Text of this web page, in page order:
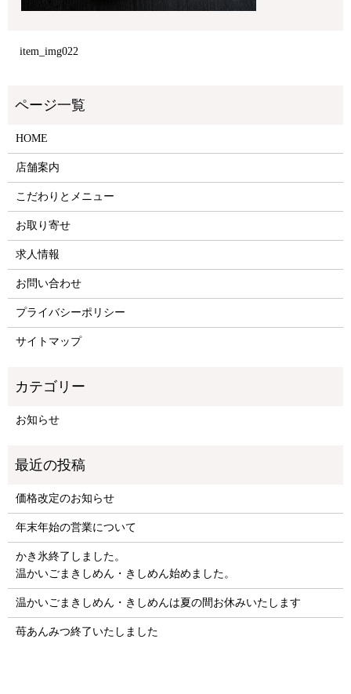
item_img022
HOME
店舗案内
こだわりとメニュー
お取り寄せ
求人情報
お問い合わせ
プライバシーポリシー
サイトマップ
お知らせ
価格改定のお知らせ
年末年始の営業について
かき氷終了しました。
温かいごまきしめん・きしめん始めました。
温かいごまきしめん・きしめんは夏の間お休みいたします
苺あんみつ終了いたしました